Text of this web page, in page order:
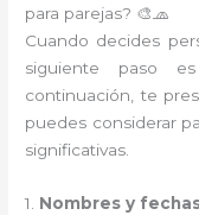
para parejas? 🎨🧢
Cuando decides
siguiente paso
continuación, te
puedes considerar
significativas.
1. Nombres y